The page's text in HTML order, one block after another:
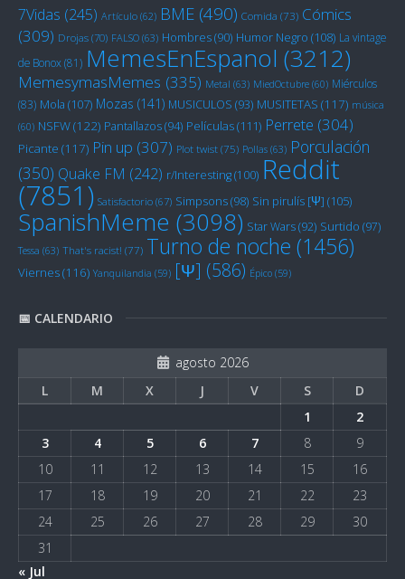
7Vidas (245) Artículo (62) BME (490) Comida (73) Cómics
(309) Drojas (70) FALSO (63) Hombres(90) Humor Negro (108) La vintage
de Bonox(81) MemesEnEspanol (3212)
MemesymasMemes (335) Metal (63) MiedOctubre (60) Miérculos
(83) Mola (107) Mozas (141) MUSICULOS (93) MUSITETAS (117) música
(60) NSFW(122) Pantallazos(94) Películas(111) Perrete (304)
Picante (117) Pin up (307) Plot twist (75) Pollas (63) Porculación
(350) Quake FM (242) r/Interesting(100) Reddit
(7851) Satisfactorio (67) Simpsons(98) Sin pirulís [Ψ] (105)
SpanishMeme (3098) Star Wars(92) Surtido (97)
Tessa (63) That's racist! (77) Turno de noche (1456)
Viernes(116) Yanquilandia (59) [Ψ] (586) Épico (59)
📅 CALENDARIO
agosto 2026
L
M X J V S
D
1
2
3
4 5 6 7 8
9
10
11 12 13 14 15
16
17
18 19 20 21 22
23
24
25 26 27 28 29
30
31
« Jul